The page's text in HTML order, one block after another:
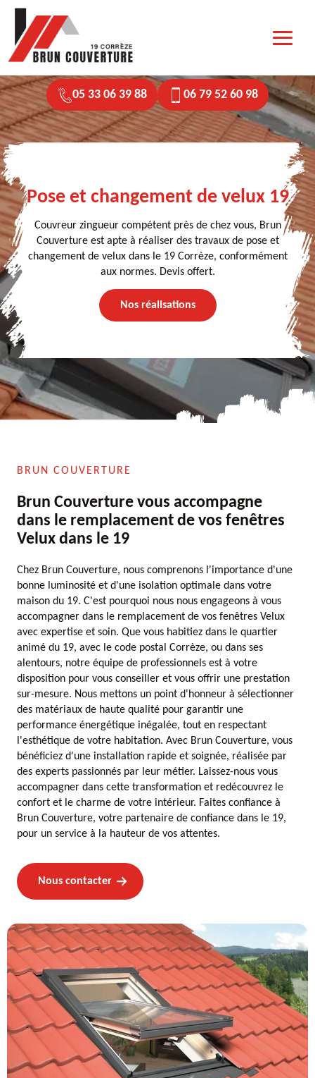
05 33 06 39 88 06 79 52 60 98
Pose et changement de velux 19
Couvreur zingueur compétent près de chez vous, Brun
Couverture est apte à réaliser des travaux de pose et
changement de velux dans le 19 Corrèze, conformément
aux normes. Devis offert.
Nos réalisations
BRUN COUVERTURE
Brun Couverture vous accompagne
dans le remplacement de vos fenêtres
Velux dans le 19
Chez Brun Couverture, nous comprenons l'importance d'une
bonne luminosité et d'une isolation optimale dans votre
maison du 19. C'est pourquoi nous nous engageons à vous
accompagner dans le remplacement de vos fenêtres Velux
avec expertise et soin. Que vous habitiez dans le quartier
animé du 19, avec le code postal Corrèze, ou dans ses
alentours, notre équipe de professionnels est à votre
disposition pour vous conseiller et vous offrir une prestation
sur-mesure. Nous mettons un point d'honneur à sélectionner
des matériaux de haute qualité pour garantir une
performance énergétique inégalée, tout en respectant
l'esthétique de votre habitation. Avec Brun Couverture, vous
bénéficiez d'une installation rapide et soignée, réalisée par
des experts passionnés par leur métier. Laissez-nous vous
accompagner dans cette transformation et redécouvrez le
confort et le charme de votre intérieur. Faites confiance à
Brun Couverture, votre partenaire de confiance dans le 19,
pour un service à la hauteur de vos attentes.
Nous contacter